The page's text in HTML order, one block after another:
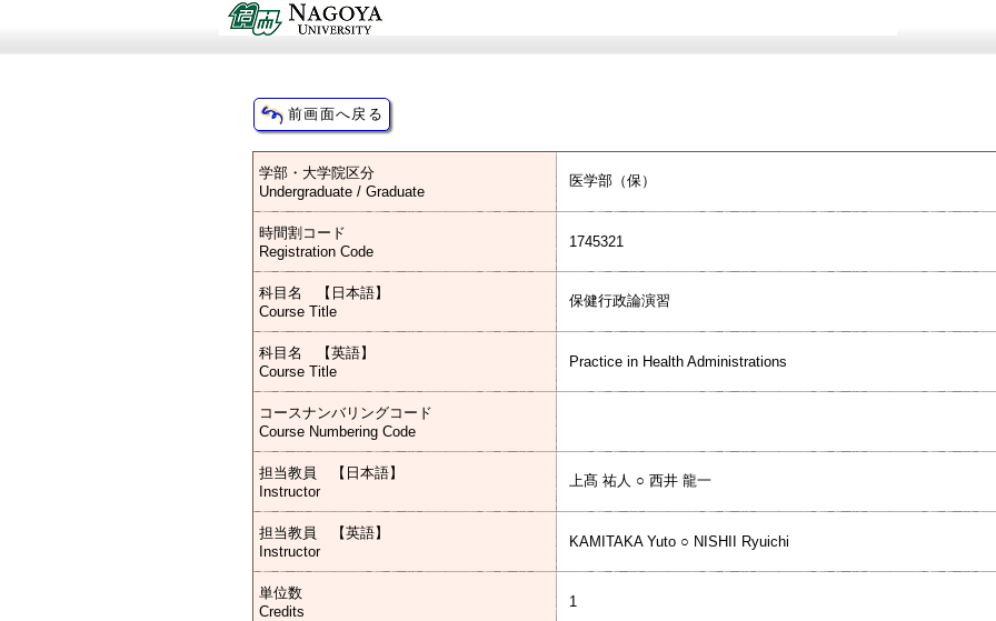
学部・大学院区分
Undergraduate / Graduate
医学部（保）
時間割コード
Registration Code
1745321
科目名 【日本語】
Course Title
保健行政論演習
科目名 【英語】
Course Title
Practice in Health Administrations
コースナンバリングコード
Course Numbering Code
担当教員 【日本語】
Instructor
上髙 祐人 ○ 西井 龍一
担当教員 【英語】
Instructor
KAMITAKA Yuto ○ NISHII Ryuichi
単位数
Credits
1